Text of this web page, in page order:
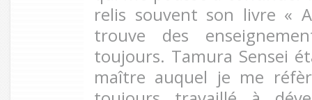
relis souvent son livre «
trouve des
toujours. Tamura Sensei
maître auquel je me